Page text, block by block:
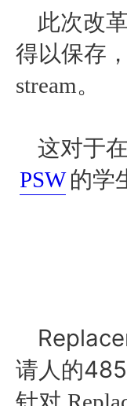
此次改
得以保存
stream。
这对于
PSW 的学
请人的